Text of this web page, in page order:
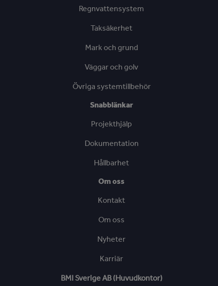
Regnvattensystem
Taksäkerhet
Mark och grund
Väggar och golv
Övriga systemtillbehör
Snabblänkar
Projekthjälp
Dokumentation
Hållbarhet
Om oss
Kontakt
Om oss
Nyheter
Karriär
BMI Sverige AB (Huvudkontor)